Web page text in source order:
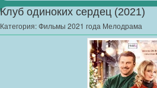
Клуб одиноких сердец (2021)
Категория:Фильмы 2021 года Мелодрама